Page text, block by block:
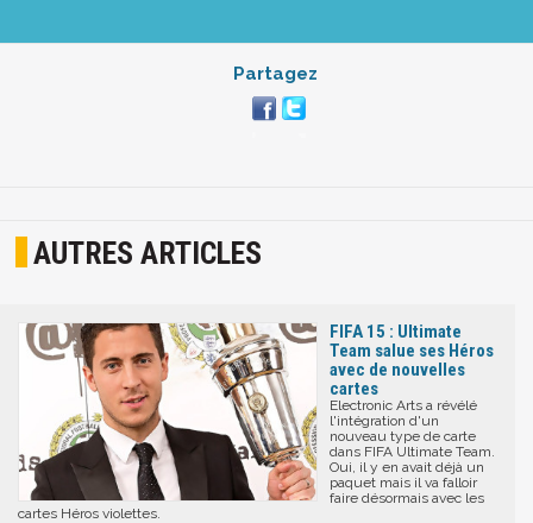
Partagez
AUTRES ARTICLES
FIFA 15 : Ultimate
Team salue ses Héros
avec de nouvelles
cartes
Electronic Arts a révélé
l'intégration d'un
nouveau type de carte
dans FIFA Ultimate Team.
Oui, il y en avait déjà un
paquet mais il va falloir
faire désormais avec les
cartes Héros violettes.